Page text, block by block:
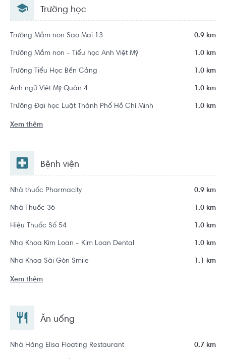
Khu dân cư Khu đô thị mới Thủ Thiêm
Trường học
Trường Mầm non Sao Mai 13 0.9 km
Trường Mầm non - Tiểu học Anh Việt Mỹ 1.0 km
Trường Tiểu Học Bến Cảng 1.0 km
Anh ngữ Việt Mỹ Quận 4 1.0 km
Trường Đại học Luật Thành Phố Hồ Chí Minh 1.0 km
Xem thêm
Bệnh viện
Nhà thuốc Pharmacity 0.9 km
Nhà Thuốc 36 1.0 km
Hiệu Thuốc Số 54 1.0 km
Nha Khoa Kim Loan - Kim Loan Dental 1.0 km
Nha Khoa Sài Gòn Smile 1.1 km
Xem thêm
Ăn uống
Nhà Hàng Elisa Floating Restaurant 0.7 km